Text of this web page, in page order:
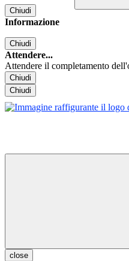
Chiudi
Informazione
Chiudi
Attendere...
Attendere il completamento
Chiudi
Chiudi
close